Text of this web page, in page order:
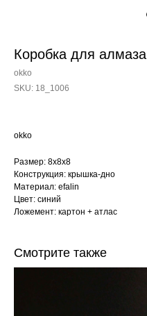
Коробка для алмаза
okko
SKU: 18_1006
okko
Размер: 8х8х8
Конструкция: крышка-дно
Материал: efalin
Цвет: синий
Ложемент: картон + атлас
Смотрите также